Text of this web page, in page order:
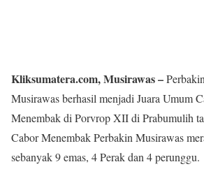
Kliksumatera.com, Musirawas –
Musirawas berhasil menjadi Juara Umum
Menembak di Porvrop XII di Prabumulih
Cabor Menembak Perbakin Musirawas
sebanyak 9 emas, 4 Perak dan 4 perunggu.